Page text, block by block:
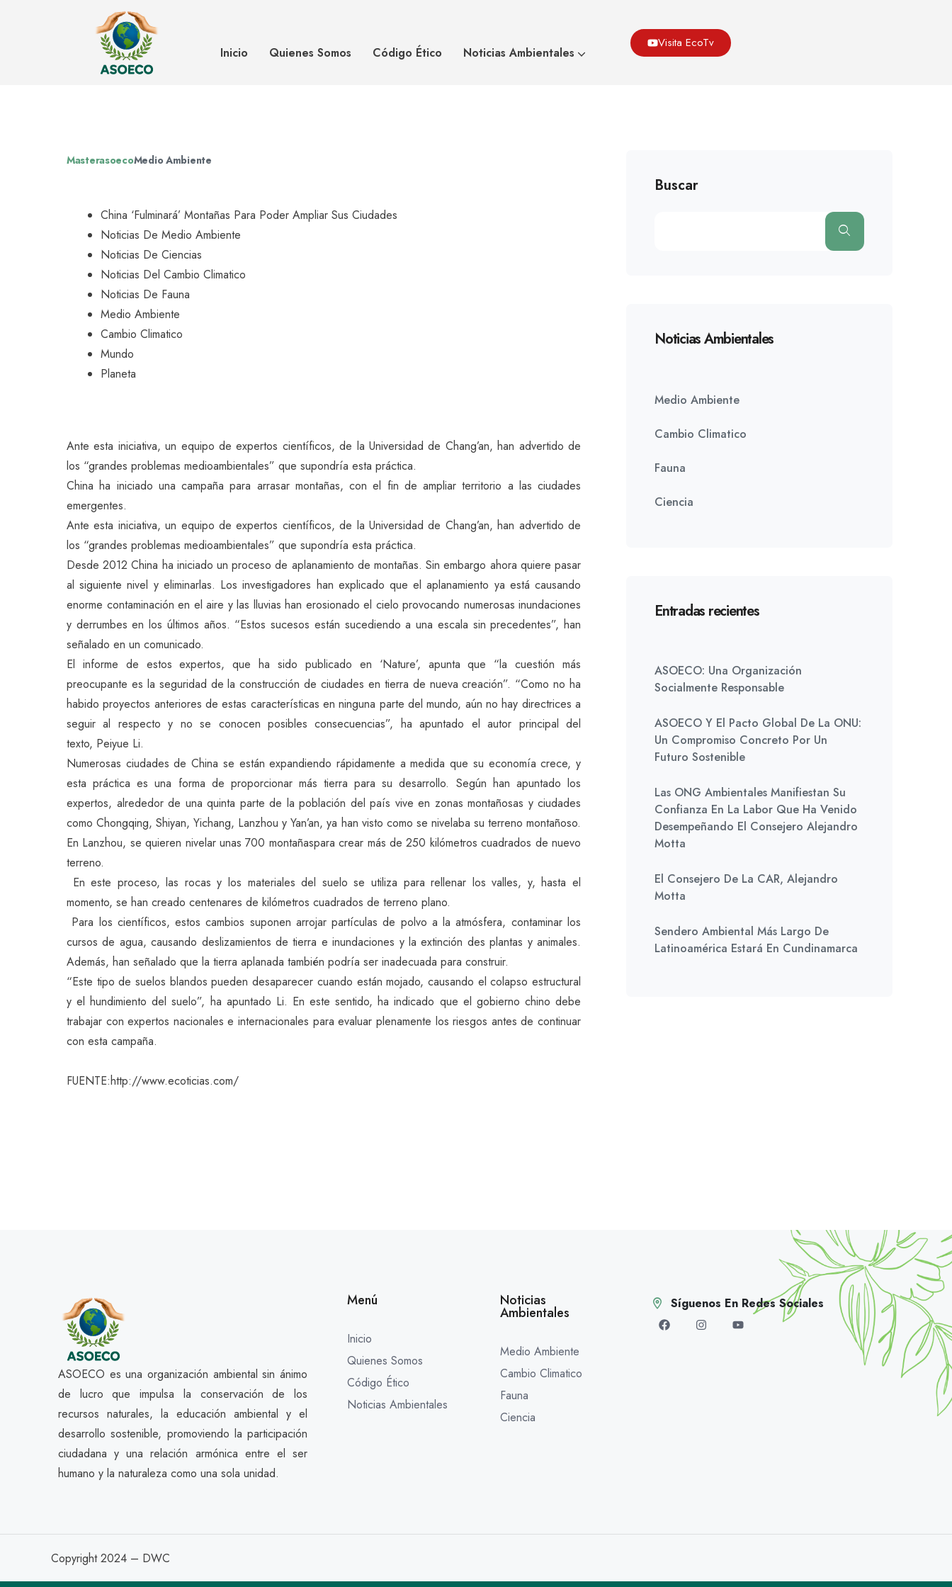
Inicio Quienes Somos Código Ético Noticias Ambientales
Visita EcoTv
China ‘fulminará’ montañas para poder ampliar sus
ciudades
China ‘fulminará’ Montañas Para Poder Ampliar Sus Ciudades
MasterasoecoMedio Ambiente
China ‘fulminará’ Montañas Para Poder Ampliar Sus Ciudades
Noticias De Medio Ambiente
Noticias De Ciencias
Noticias Del Cambio Climatico
Noticias De Fauna
Medio Ambiente
Cambio Climatico
Mundo
Planeta
Ante esta iniciativa, un equipo de expertos científicos, de la Universidad de Chang’an, han advertido de
los “grandes problemas medioambientales” que supondría esta práctica.
China ha iniciado una campaña para arrasar montañas, con el fin de ampliar territorio a las ciudades
emergentes.
Ante esta iniciativa, un equipo de expertos científicos, de la Universidad de Chang’an, han advertido de
los “grandes problemas medioambientales” que supondría esta práctica.
Desde 2012 China ha iniciado un proceso de aplanamiento de montañas. Sin embargo ahora quiere pasar
al siguiente nivel y eliminarlas. Los investigadores han explicado que el aplanamiento ya está causando
enorme contaminación en el aire y las lluvias han erosionado el cielo provocando numerosas inundaciones
y derrumbes en los últimos años. “Estos sucesos están sucediendo a una escala sin precedentes”, han
señalado en un comunicado.
El informe de estos expertos, que ha sido publicado en ‘Nature’, apunta que “la cuestión más
preocupante es la seguridad de la construcción de ciudades en tierra de nueva creación”. “Como no ha
habido proyectos anteriores de estas características en ninguna parte del mundo, aún no hay directrices a
seguir al respecto y no se conocen posibles consecuencias”, ha apuntado el autor principal del
texto, Peiyue Li.
Numerosas ciudades de China se están expandiendo rápidamente a medida que su economía crece, y
esta práctica es una forma de proporcionar más tierra para su desarrollo. Según han apuntado los
expertos, alrededor de una quinta parte de la población del país vive en zonas montañosas y ciudades
como Chongqing, Shiyan, Yichang, Lanzhou y Yan’an, ya han visto como se nivelaba su terreno montañoso.
En Lanzhou, se quieren nivelar unas 700 montañaspara crear más de 250 kilómetros cuadrados de nuevo
terreno.
En este proceso, las rocas y los materiales del suelo se utiliza para rellenar los valles, y, hasta el
momento, se han creado centenares de kilómetros cuadrados de terreno plano.
Para los científicos, estos cambios suponen arrojar partículas de polvo a la atmósfera, contaminar los
cursos de agua, causando deslizamientos de tierra e inundaciones y la extinción des plantas y animales.
Además, han señalado que la tierra aplanada también podría ser inadecuada para construir.
“Este tipo de suelos blandos pueden desaparecer cuando están mojado, causando el colapso estructural
y el hundimiento del suelo”, ha apuntado Li. En este sentido, ha indicado que el gobierno chino debe
trabajar con expertos nacionales e internacionales para evaluar plenamente los riesgos antes de continuar
con esta campaña.
FUENTE:http://www.ecoticias.com/
Buscar
Noticias Ambientales
Medio Ambiente
Cambio Climatico
Fauna
Ciencia
Entradas recientes
ASOECO: Una Organización
Socialmente Responsable
ASOECO Y El Pacto Global De La ONU:
Un Compromiso Concreto Por Un
Futuro Sostenible
Las ONG Ambientales Manifiestan Su
Confianza En La Labor Que Ha Venido
Desempeñando El Consejero Alejandro
Motta
El Consejero De La CAR, Alejandro
Motta
Sendero Ambiental Más Largo De
Latinoamérica Estará En Cundinamarca
ASOECO es una organización ambiental sin ánimo
de lucro que impulsa la conservación de los
recursos naturales, la educación ambiental y el
desarrollo sostenible, promoviendo la participación
ciudadana y una relación armónica entre el ser
humano y la naturaleza como una sola unidad.
Menú
Inicio
Quienes Somos
Código Ético
Noticias Ambientales
Noticias
Ambientales
Medio Ambiente
Cambio Climatico
Fauna
Ciencia
Síguenos En Redes Sociales
Copyright 2024 – DWC